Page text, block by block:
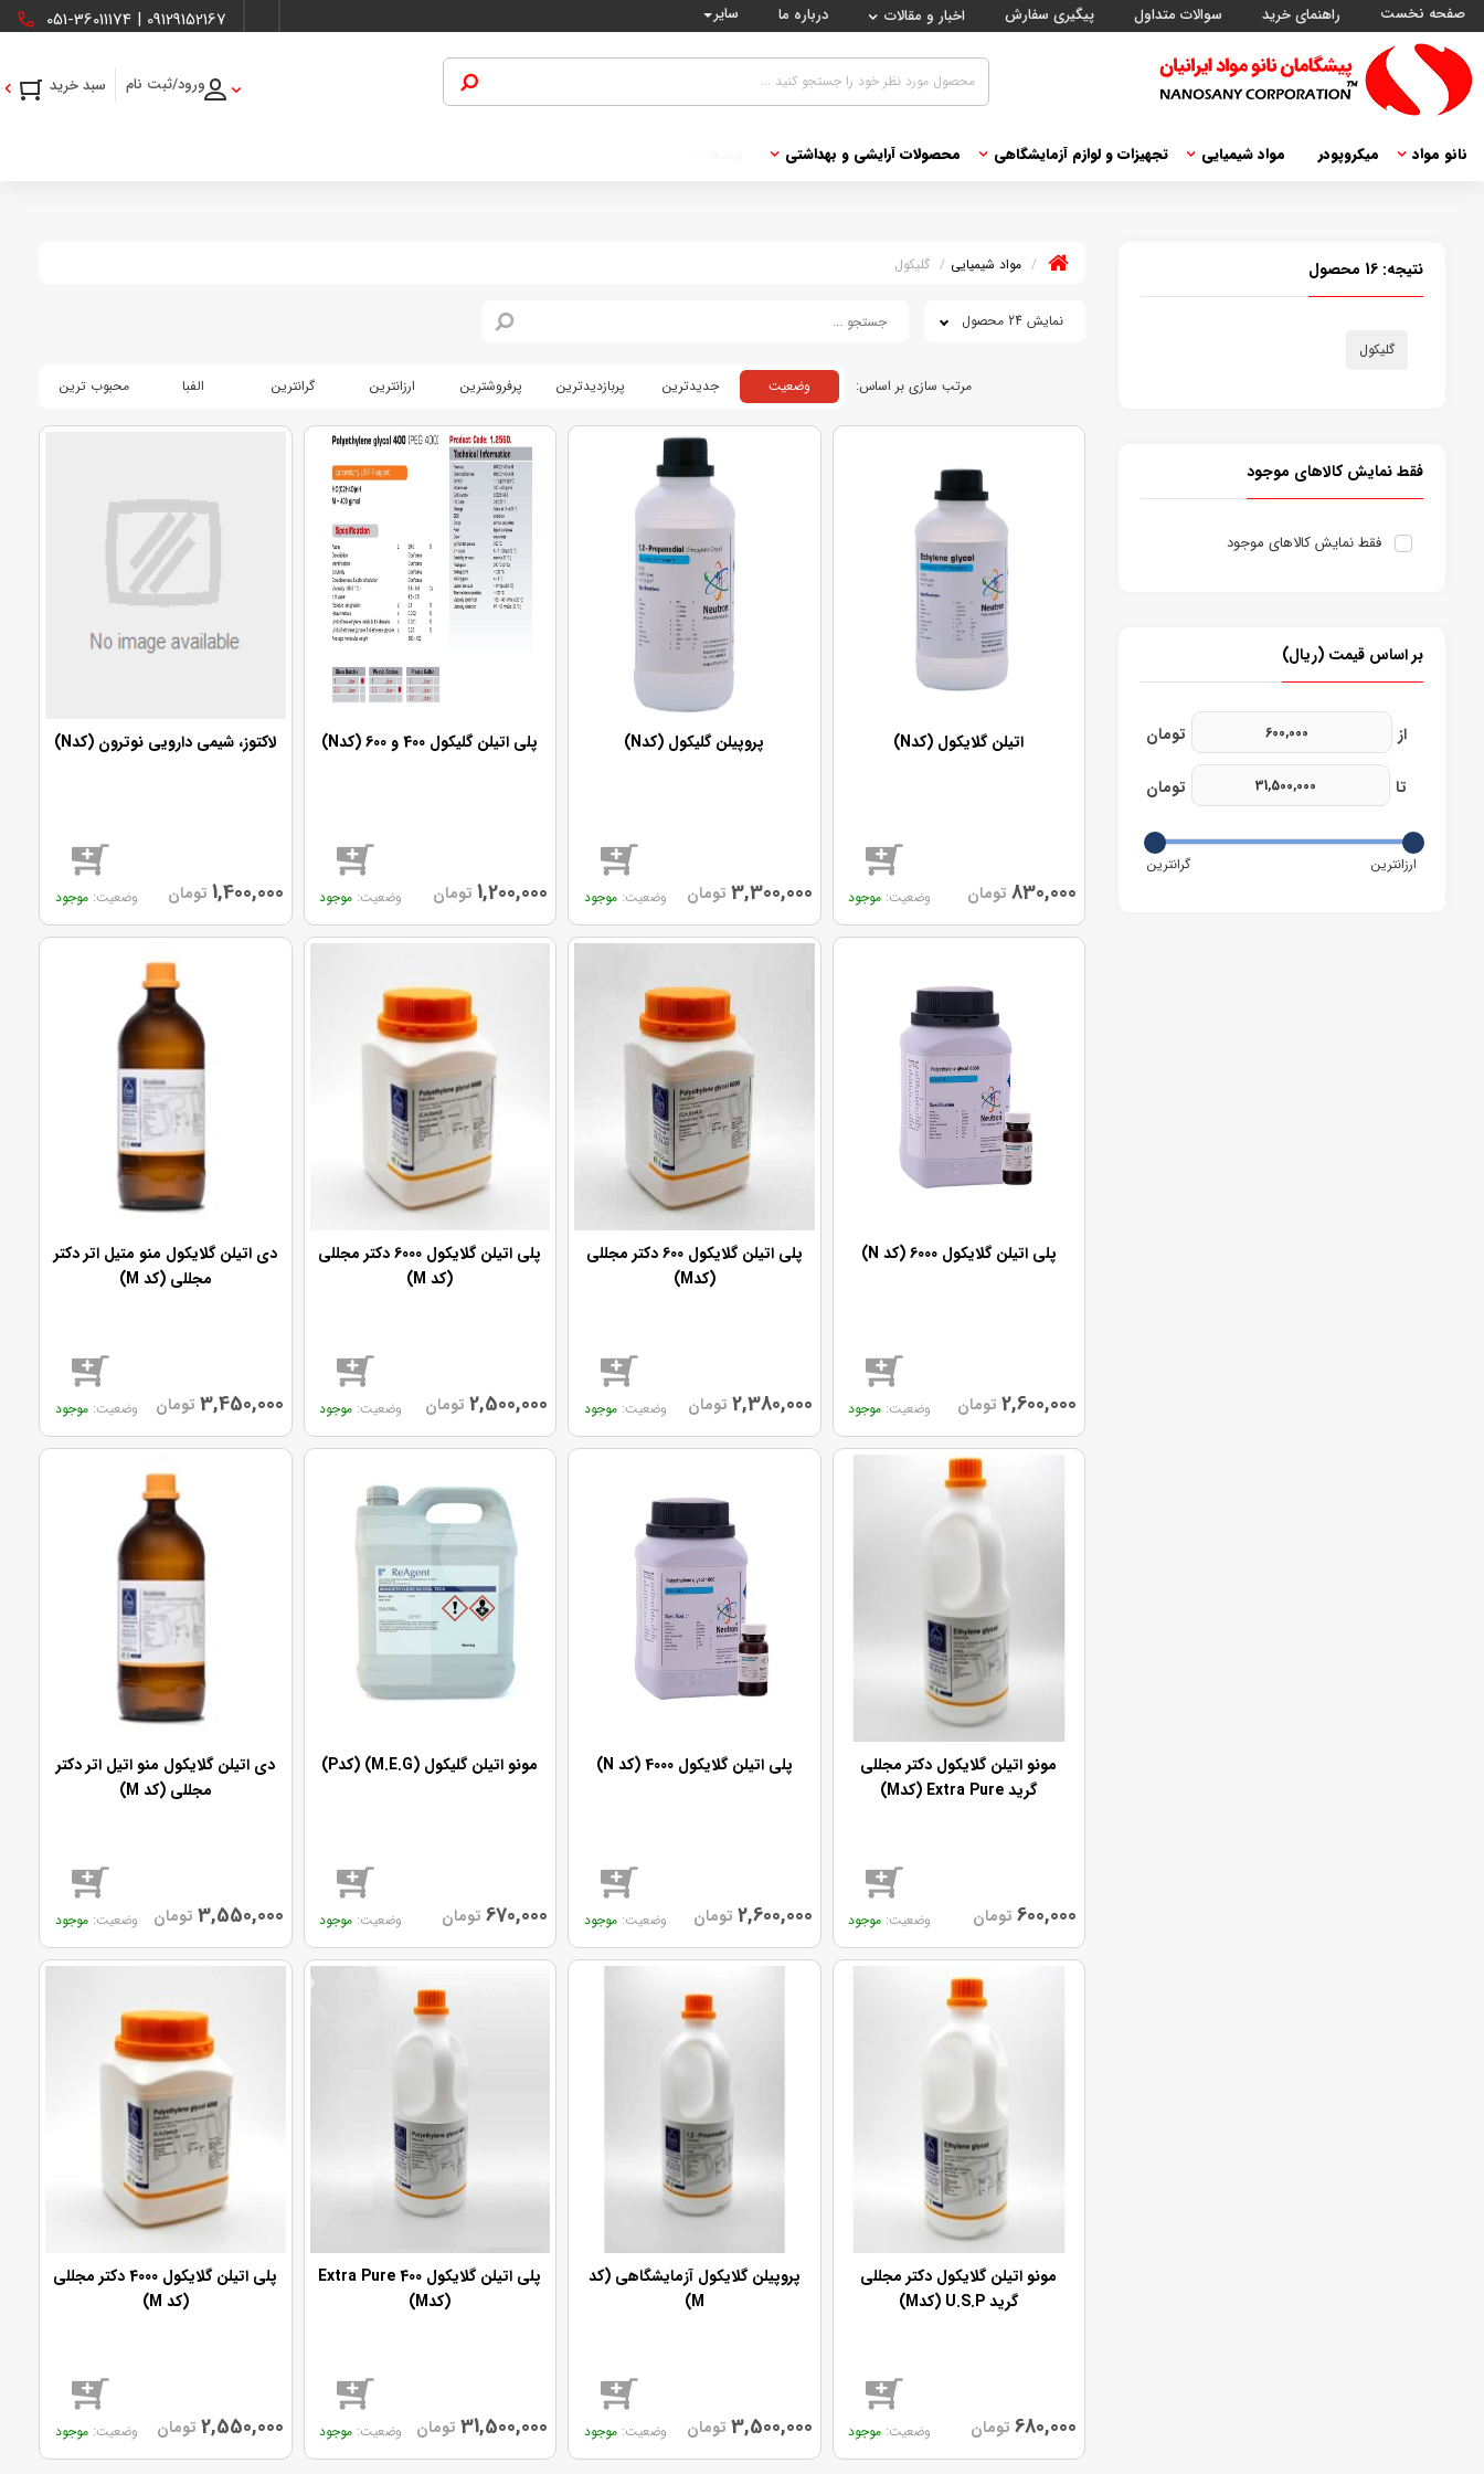
صفحه نخست راهنمای خرید سوالات متداول پیگیری سفارش اخبار و مقالات درباره ما سایر 09129152167
|
051-36011174
ورود/ثبت نام
نانو مواد میکروپودر مواد شیمیایی تجهیزات و لوازم آزمایشگاهی محصولات آرایشی و بهداشتی
مواد شیمیایی گلیکول
نمایش 24 محصول
وضعیت جدیدترین پربازدیدترین پرفروشترین ارزانترین گرانترین الفبا محبوب ترین
اتیلن گلایکول (کدN)
830,000 تومان موجود
پروپیلن گلیکول (کدN)
3,300,000 تومان موجود
پلی اتیلن گلیکول 400 و 600 (کدN)
1,200,000 تومان موجود
لاکتوز، شیمی دارویی نوترون (کدN)
1,400,000 تومان موجود
پلی اتیلن گلایکول 6000 (کد N)
2,600,000 تومان موجود
پلی اتیلن گلایکول 600 دکتر مجللی
(کدM)
2,380,000 تومان موجود
پلی اتیلن گلایکول 6000 دکتر مجللی
(کد M)
2,500,000 تومان موجود
دی اتیلن گلایکول منو متیل اتر دکتر
مجللی (کد M)
3,450,000 تومان موجود
مونو اتیلن گلایکول دکتر مجللی
گرید Extra Pure (کدM)
600,000 تومان موجود
پلی اتیلن گلایکول 4000 (کد N)
2,600,000 تومان موجود
مونو اتیلن گلیکول (M.E.G) (کدP)
670,000 تومان موجود
دی اتیلن گلایکول منو اتیل اتر دکتر
مجللی (کد M)
3,550,000 تومان موجود
مونو اتیلن گلایکول دکتر مجللی
گرید U.S.P (کدM)
680,000 تومان موجود
پروپیلن گلایکول آزمایشگاهی (کد
M)
3,500,000 تومان موجود
پلی اتیلن گلایکول 400 Extra Pure
(کدM)
31,500,000 تومان موجود
پلی اتیلن گلایکول 4000 دکتر مجللی
(کد M)
2,550,000 تومان موجود
نتیجه: 16 محصول
گلیکول
فقط نمایش کالاهای موجود
فقط نمایش کالاهای موجود
بر اساس قیمت (ریال)